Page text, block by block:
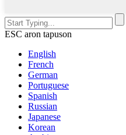
ESC aron tapuson
English
French
German
Portuguese
Spanish
Russian
Japanese
Korean